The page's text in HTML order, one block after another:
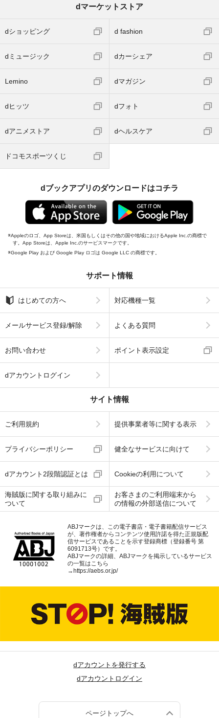
dマーケットストア
dショッピング d fashion
dミュージック dカーシェア
Lemino dマガジン
dヒッツ dフォト
dアニメストア dヘルスケア
ドコモスポーツくじ
dブックアプリのダウンロードはコチラ
Appleのロゴ、App Storeは、米国もしくはその他の国や地域におけるApple Inc.の商標で
す。App Storeは、Apple Inc.のサービスマークです。
Google Play および Google Play ロゴは Google LLC の商標です。
サポート情報
はじめての方へ 対応機種一覧
メールサービス登録/解除 よくある質問
お問い合わせ ポイント表示設定
dアカウントログイン
サイト情報
ご利用規約 提供事業者等に関する表示
プライバシーポリシー 健全なサービスに向けて
dアカウント2段階認証とは Cookieの利用について
海賊版に関する取り組みに
ついて
お客さまのご利用端末から
の情報の外部送信について
ABJマークは、この電子書店・電子書籍配信サービス
が、著作権者からコンテンツ使用許諾を得た正規版配
信サービスであることを示す登録商標（登録番号 第
6091713号）です。
ABJマークの詳細、ABJマークを掲示しているサービス
の一覧はこちら
→ https://aebs.or.jp/
dアカウントを発行する
dアカウントログイン
ページトップへ